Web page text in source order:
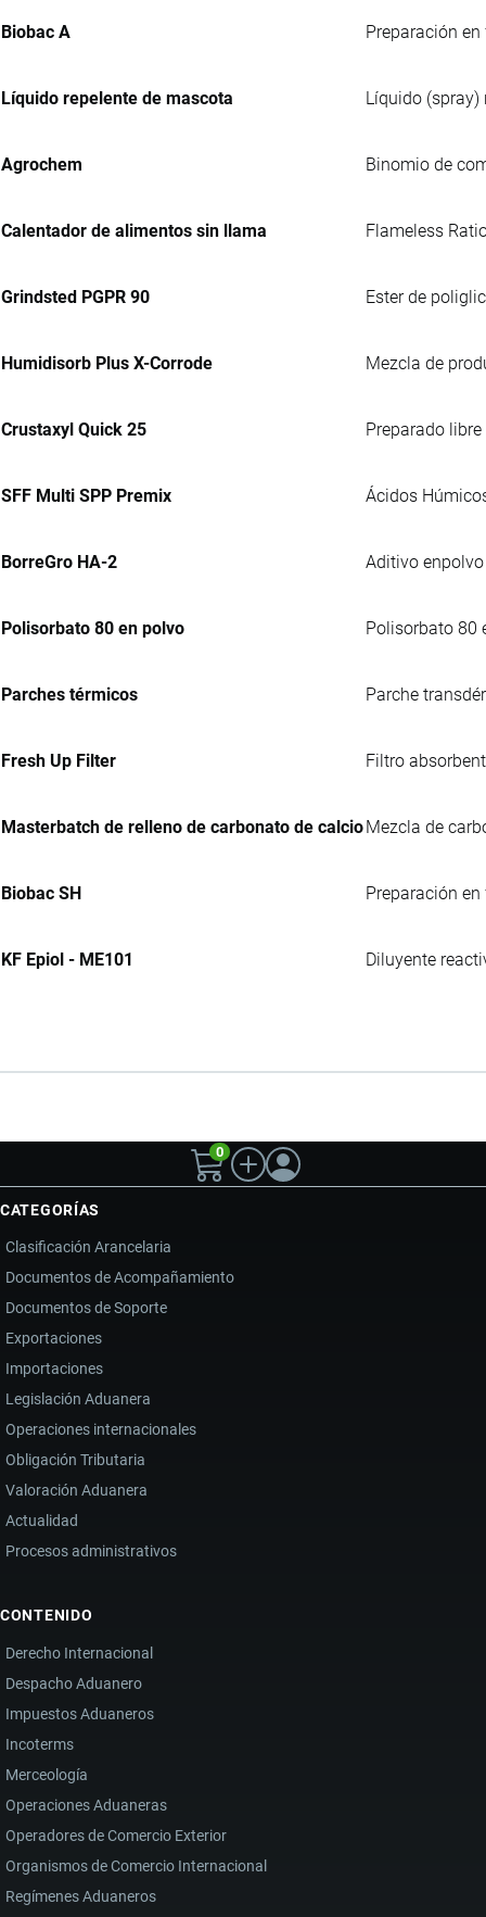
Biobac A Preparación
Líquido repelente de mascota Líquido (spray)
Agrochem Binomio de
Calentador de alimentos sin llama Flameless
Grindsted PGPR 90 Ester de
Humidisorb Plus X-Corrode Mezcla de
Crustaxyl Quick 25 Preparado
SFF Multi SPP Premix Ácidos
BorreGro HA-2 Aditivo
Polisorbato 80 en polvo Polisorbato 80
Parches térmicos Parche
Fresh Up Filter Filtro
Masterbatch de relleno de carbonato de calcio Mezcla de
Biobac SH Preparación
KF Epiol - ME101 Diluyente
0
CATEGORÍAS
Clasificación Arancelaria
Documentos de Acompañamiento
Documentos de Soporte
Exportaciones
Importaciones
Legislación Aduanera
Operaciones internacionales
Obligación Tributaria
Valoración Aduanera
Actualidad
Procesos administrativos
CONTENIDO
Derecho Internacional
Despacho Aduanero
Impuestos Aduaneros
Incoterms
Merceología
Operaciones Aduaneras
Operadores de Comercio Exterior
Organismos de Comercio Internacional
Regímenes Aduaneros